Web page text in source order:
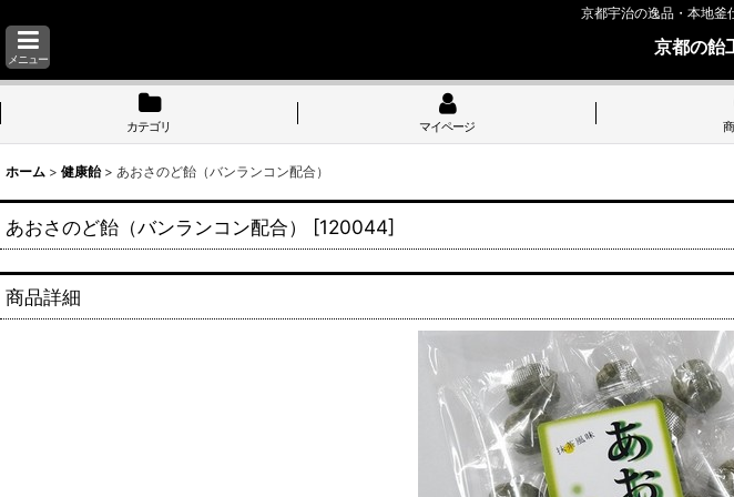
京都宇治の逸品・本地釜
メニュー
京都の飴
カテゴリ マイページ
ホーム > 健康飴 > あおさのど飴（バンランコン配合）
あおさのど飴（バンランコン配合） [120044]
商品詳細